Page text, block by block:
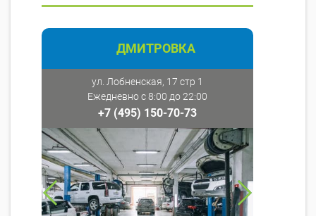
ДМИТРОВКА
ул. Лобненская, 17 стр 1
Ежедневно с 8:00 до 22:00
+7 (495) 150-70-73